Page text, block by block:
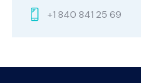
+1 840 841 25 69